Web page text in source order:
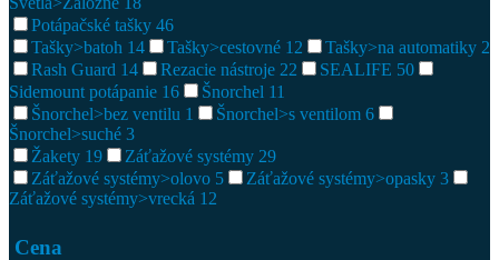
Potápačské tašky 46
Tašky>batoh 14 Tašky>cestovné 12 Tašky>na automatiky 2
Rash Guard 14 Rezacie nástroje 22 SEALIFE 50
Sidemount potápanie 16 Šnorchel 11
Šnorchel>bez ventilu 1 Šnorchel>s ventilom 6
Šnorchel>suché 3
Žakety 19 Záťažové systémy 29
Záťažové systémy>olovo 5 Záťažové systémy>opasky 3
Záťažové systémy>vrecká 12
Cena